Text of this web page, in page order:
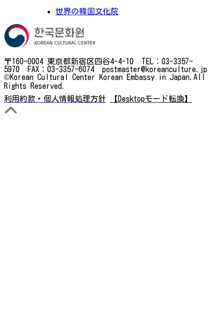
世界の韓国文化院
〒160-0004 東京都新宿区四谷4-4-10 TEL：03-3357-
5970 FAX：03-3357-6074 postmaster@koreanculture.jp
©Korean Cultural Center Korean Embassy in Japan.All
Rights Reserved.
利用約款・個人情報処理方針
【Desktopモード転換】